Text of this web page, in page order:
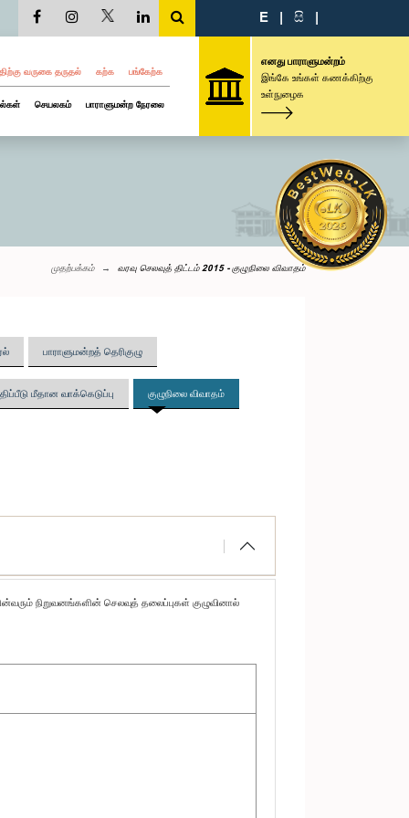
E | සි |
வருகை தருதல் கற்க பங்கேற்க
செயலகம் பாராளுமன்ற நேரலை
எனது பாராளுமன்றம்
இங்கே உங்கள் கணக்கிற்கு
உள்நுழைக
முதற்பக்கம் வரவு செலவுத் திட்டம் 2015 - குழுநிலை விவாதம்
பாராளுமன்றத் தெரிகுழு
மீதான வாக்கெடுப்பு குழுநிலை விவாதம்
நிறுவனங்களின் செலவுத் தலைப்புகள் குழுவினால்